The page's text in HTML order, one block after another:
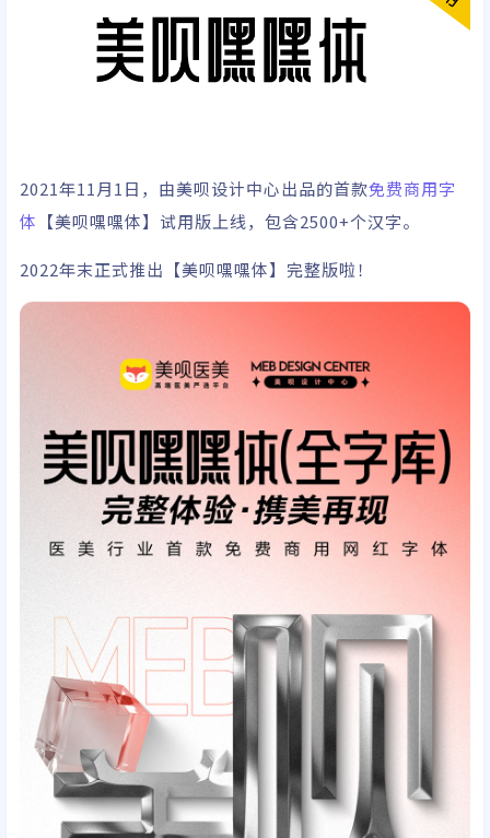
2021年11月1日，由美呗设计中心出品的首款免费商用字
体 【美呗嘿嘿体】试用版上线，包含2500+个汉字。
2022年末正式推出【美呗嘿嘿体】完整版啦！